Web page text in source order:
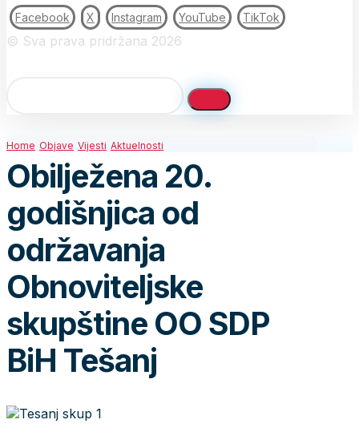
Facebook X Instagram YouTube TikTok
© Sva prava pridržana 2026
Home Objave Vijesti Aktuelnosti
Obilježena 20.
godišnjica od
održavanja
Obnoviteljske
skupštine OO SDP
BiH Tešanj